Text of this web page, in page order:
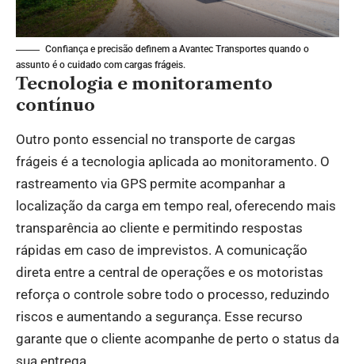
Confiança e precisão definem a Avantec Transportes quando o
assunto é o cuidado com cargas frágeis.
Tecnologia e monitoramento
contínuo
Outro ponto essencial no transporte de cargas
frágeis é a tecnologia aplicada ao monitoramento. O
rastreamento via GPS permite acompanhar a
localização da carga em tempo real, oferecendo mais
transparência ao cliente e permitindo respostas
rápidas em caso de imprevistos. A comunicação
direta entre a central de operações e os motoristas
reforça o controle sobre todo o processo, reduzindo
riscos e aumentando a segurança. Esse recurso
garante que o cliente acompanhe de perto o status da
sua entrega.